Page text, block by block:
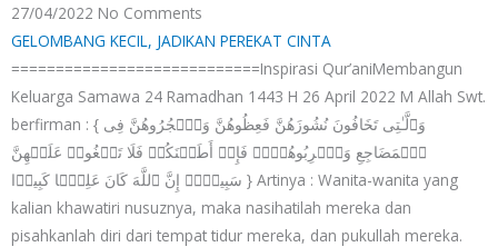
27/04/2022 No Comments
GELOMBANG KECIL, JADIKAN PEREKAT CINTA
============================Inspirasi Qur’aniMembangun
Keluarga Samawa 24 Ramadhan 1443 H 26 April 2022 M Allah Swt.
berfirman : { وَٱلَّـٰتِی تَخَافُونَ نُشُوزَهُنَّ فَعِظُوهُنَّ وَٱهۡجُرُوهُنَّ فِی
ٱلۡمَضَاجِعِ وَٱضۡرِبُوهُنَّۖ فَإِنۡ أَطَعۡنَكُمۡ فَلَا تَبۡغُوا۟ عَلَیۡهِنَّ
سَبِیلًاۗ إِنَّ ٱللَّهَ كَانَ عَلِیࣰّا كَبِیرࣰا } Artinya : Wanita-wanita yang
kalian khawatiri nusuznya, maka nasihatilah mereka dan
pisahkanlah diri dari tempat tidur mereka, dan pukullah mereka.